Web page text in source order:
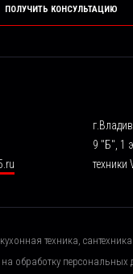
ПОЛУЧИТЬ КОНСУЛЬТАЦИЮ
9 "Б", 1
техники
техника,
на обработку персональных